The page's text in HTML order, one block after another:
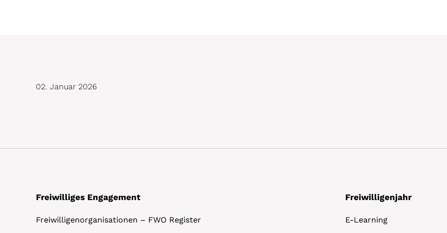
02. Januar 2026
Freiwilliges Engagement
Freiwilligenorganisationen – FWO Register
Freiwilligenjahr
E-Learning